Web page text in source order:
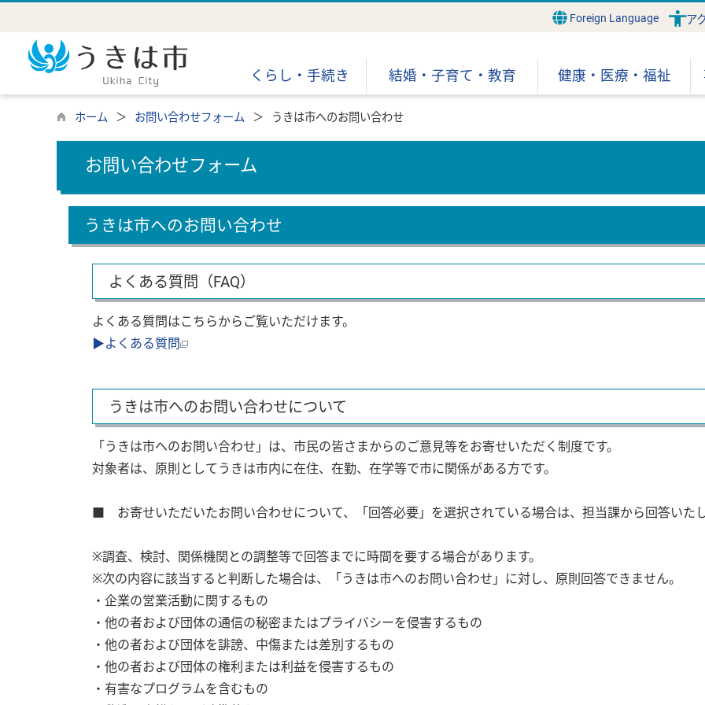
Foreign Language ア
くらし・手続き 結婚・子育て・教育 健康・医療・福祉
ホーム お問い合わせフォーム うきは市へのお問い合わせ
お問い合わせフォーム
うきは市へのお問い合わせ
よくある質問（FAQ）
よくある質問はこちらからご覧いただけます。
▶よくある質問
うきは市へのお問い合わせについて
「うきは市へのお問い合わせ」は、市民の皆さまからのご意見等をお寄せいただく制度です。
対象者は、原則としてうきは市内に在住、在勤、在学等で市に関係がある方です。
■ お寄せいただいたお問い合わせについて、「回答必要」を選択されている場合は、担当課から回答いたし
※調査、検討、関係機関との調整等で回答までに時間を要する場合があります。
※次の内容に該当すると判断した場合は、「うきは市へのお問い合わせ」に対し、原則回答できません。
・企業の営業活動に関するもの
・他の者および団体の通信の秘密またはプライバシーを侵害するもの
・他の者および団体を誹謗、中傷または差別するもの
・他の者および団体の権利または利益を侵害するもの
・有害なプログラムを含むもの